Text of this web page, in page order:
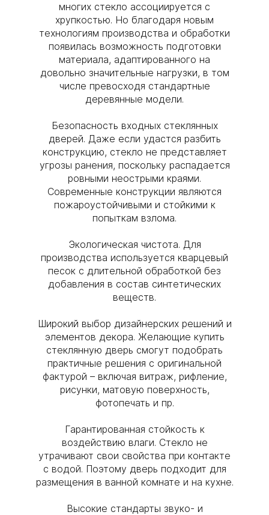
многих стекло ассоциируется с
хрупкостью. Но благодаря новым
технологиям производства и обработки
появилась возможность подготовки
материала, адаптированного на
довольно значительные нагрузки, в том
числе превосходя стандартные
деревянные модели.
Безопасность входных стеклянных
дверей. Даже если удастся разбить
конструкцию, стекло не представляет
угрозы ранения, поскольку распадается
ровными неострыми краями.
Современные конструкции являются
пожароустойчивыми и стойкими к
попыткам взлома.
Экологическая чистота. Для
производства используется кварцевый
песок с длительной обработкой без
добавления в состав синтетических
веществ.
Широкий выбор дизайнерских решений и
элементов декора. Желающие купить
стеклянную дверь смогут подобрать
практичные решения с оригинальной
фактурой – включая витраж, рифление,
рисунки, матовую поверхность,
фотопечать и пр.
Гарантированная стойкость к
воздействию влаги. Стекло не
утрачивают свои свойства при контакте
с водой. Поэтому дверь подходит для
размещения в ванной комнате и на кухне.
Высокие стандарты звуко- и